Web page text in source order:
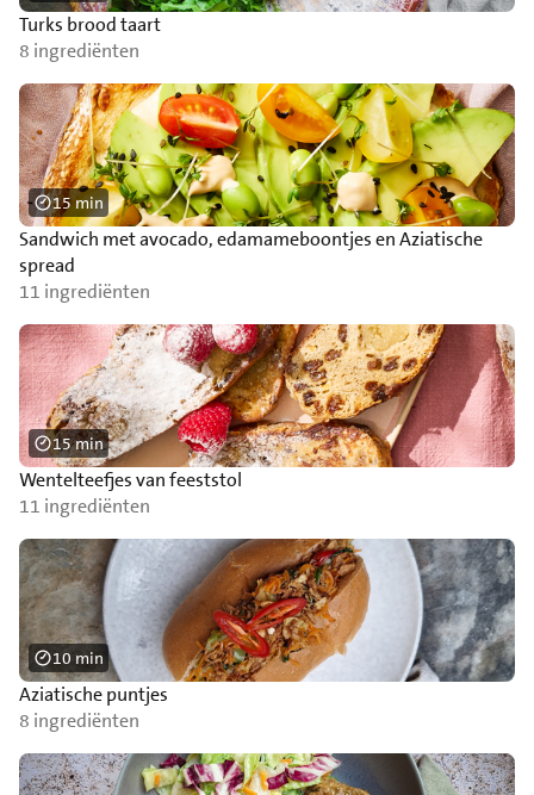
Turks brood taart
8 ingrediënten
Sandwich met avocado, edamameboontjes en Aziatische
spread
11 ingrediënten
15 min
Wentelteefjes van feeststol
11 ingrediënten
15 min
Aziatische puntjes
8 ingrediënten
10 min